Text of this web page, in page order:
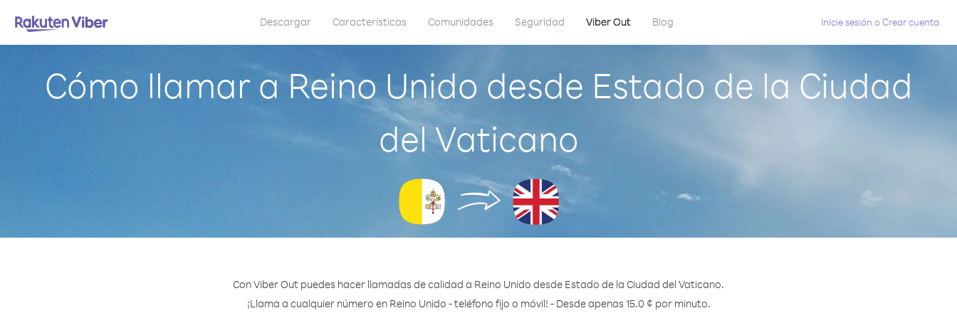
Descargar Características Comunidades Seguridad Viber Out Blog Inicie sesión oCrear cuenta
Cómo llamar a Reino Unido desde Estado de la Ciudad
del Vaticano
Con Viber Out puedes hacer llamadas de calidad a Reino Unido desde Estado de la Ciudad del Vaticano.
¡Llama a cualquier número en Reino Unido - teléfono fijo o móvil! - Desde apenas 15.0 ¢ por minuto.